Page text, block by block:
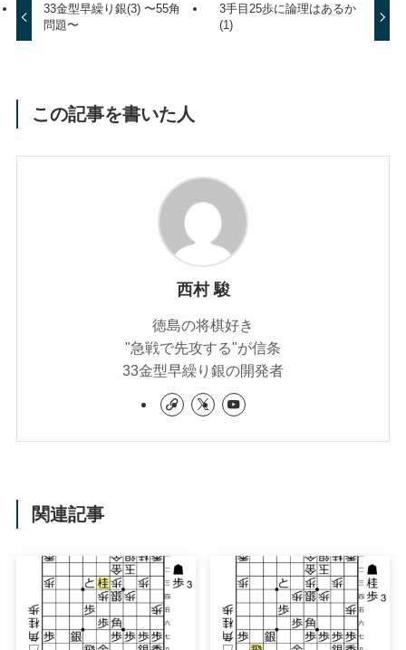
33金型早繰り銀(3) 〜55角
問題〜
3手目25歩に論理はあるか
(1)
この記事を書いた人
西村 駿
徳島の将棋好き
"急戦で先攻する"が信条
33金型早繰り銀の開発者
関連記事